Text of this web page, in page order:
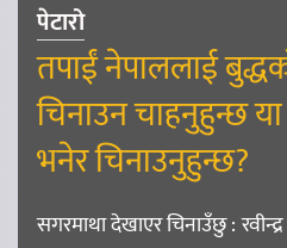
पेटारो
तपाईं नेपाललाई
चिनाउन चाहनुहुन्छ
भनेर चिनाउनुहुन्छ?
सगरमाथा देखाएर चिनाउँछु :